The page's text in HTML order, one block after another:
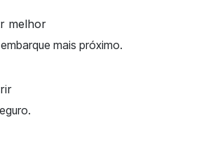
melhor
mais próximo.